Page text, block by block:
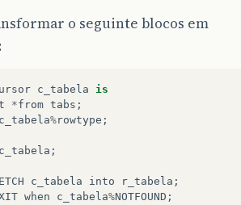
o seguinte blocos em
c_tabela
is
*from tabs ;
c_tabela%rowtype ;
c_tabela ;
c_tabela into r_tabela ;
when c_tabela%NOTFOUND ;